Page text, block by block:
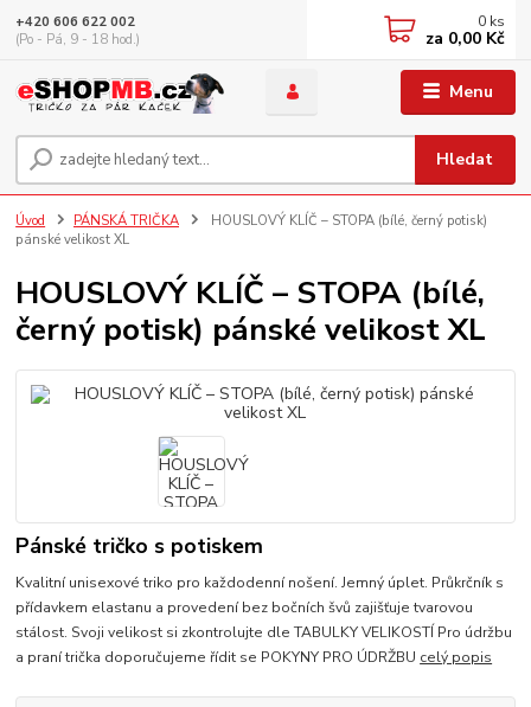
Menu
Hledat
+420 606 622 002
(Po - Pá, 9 - 18 hod.)
0 ks
za 0,00 Kč
Úvod PÁNSKÁ TRIČKA
HOUSLOVÝ KLÍČ – STOPA (bílé, černý potisk)
pánské velikost XL
HOUSLOVÝ KLÍČ – STOPA (bílé,
černý potisk) pánské velikost XL
Pánské tričko s potiskem
Kvalitní unisexové triko pro každodenní nošení. Jemný úplet. Průkrčník s
přídavkem elastanu a provedení bez bočních švů zajišťuje tvarovou
stálost. Svoji velikost si zkontrolujte dle TABULKY VELIKOSTÍ Pro údržbu
a praní trička doporučujeme řídit se POKYNY PRO ÚDRŽBU celý popis